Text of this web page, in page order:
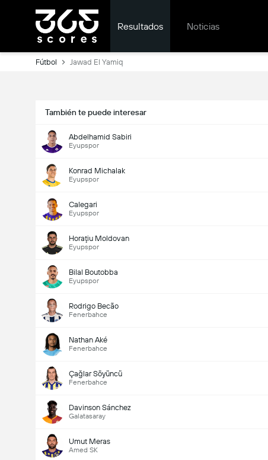
Resultados Noticias
Fútbol Jawad El Yamiq
También te puede interesar
Abdelhamid Sabiri
Eyupspor
Konrad Michalak
Eyupspor
Calegari
Eyupspor
Horaţiu Moldovan
Eyupspor
Bilal Boutobba
Eyupspor
Rodrigo Becão
Fenerbahce
Nathan Aké
Fenerbahce
Çağlar Söyüncü
Fenerbahce
Davinson Sánchez
Galatasaray
Umut Meras
Amed SK